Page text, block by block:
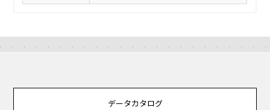
データカタログ